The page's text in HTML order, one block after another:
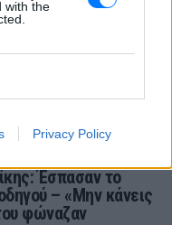
with the
Privacy Policy
‑ Ο πόνος του
και ο 21χρονος γιος της
μετωπική σύγκρουση με
στην Παλαιοκώμη.
Έσπασαν το
– «Μην κάνεις
φώναζαν